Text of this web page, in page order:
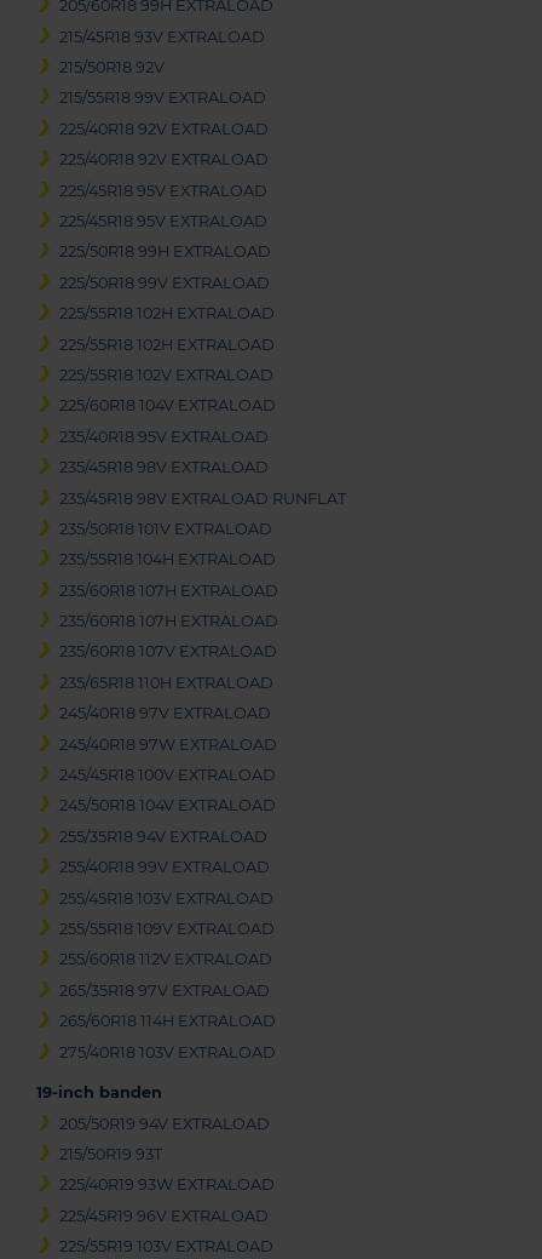
205/60R18 99H EXTRALOAD
215/45R18 93V EXTRALOAD
215/50R18 92V
215/55R18 99V EXTRALOAD
225/40R18 92V EXTRALOAD
225/40R18 92V EXTRALOAD
225/45R18 95V EXTRALOAD
225/45R18 95V EXTRALOAD
225/50R18 99H EXTRALOAD
225/50R18 99V EXTRALOAD
225/55R18 102H EXTRALOAD
225/55R18 102H EXTRALOAD
225/55R18 102V EXTRALOAD
225/60R18 104V EXTRALOAD
235/40R18 95V EXTRALOAD
235/45R18 98V EXTRALOAD
235/45R18 98V EXTRALOAD RUNFLAT
235/50R18 101V EXTRALOAD
235/55R18 104H EXTRALOAD
235/60R18 107H EXTRALOAD
235/60R18 107H EXTRALOAD
235/60R18 107V EXTRALOAD
235/65R18 110H EXTRALOAD
245/40R18 97V EXTRALOAD
245/40R18 97W EXTRALOAD
245/45R18 100V EXTRALOAD
245/50R18 104V EXTRALOAD
255/35R18 94V EXTRALOAD
255/40R18 99V EXTRALOAD
255/45R18 103V EXTRALOAD
255/55R18 109V EXTRALOAD
255/60R18 112V EXTRALOAD
265/35R18 97V EXTRALOAD
265/60R18 114H EXTRALOAD
275/40R18 103V EXTRALOAD
19-inch banden
205/50R19 94V EXTRALOAD
215/50R19 93T
225/40R19 93W EXTRALOAD
225/45R19 96V EXTRALOAD
225/55R19 103V EXTRALOAD